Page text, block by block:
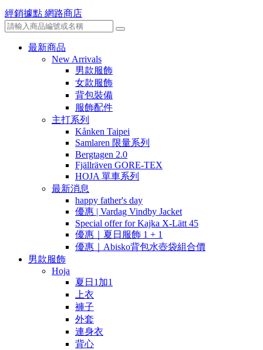
經銷據點 網路商店
最新商品
New Arrivals
男款服飾
女款服飾
背包裝備
服飾配件
主打系列
Kånken Taipei
Samlaren 限量系列
Bergtagen 2.0
Fjällräven GORE-TEX
HOJA 單車系列
最新消息
happy father's day
優惠 | Vardag Vindby Jacket
Special offer for Kajka X-Lätt 45
優惠｜夏日服飾 1 + 1
優惠｜Abisko背包水壺袋組合價
男款服飾
Hoja
夏日1加1
上衣
褲子
外套
連身衣
背心